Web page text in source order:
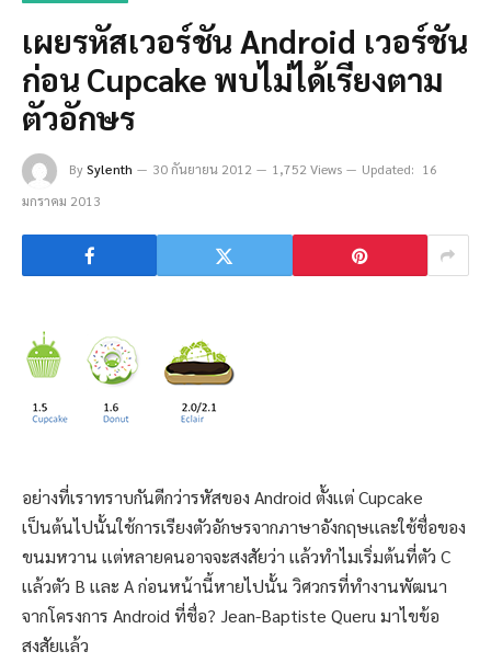
เผยรหัสเวอร์ชัน Android เวอร์ชัน
ก่อน Cupcake พบไม่ได้เรียงตาม
ตัวอักษร
BySylenth 30 กันยายน 2012 1,752 Views Updated: 16
มกราคม 2013
อย่างที่เราทราบกันดีกว่ารหัสของ Android ตั้งเเต่ Cupcake
เป็นต้นไปนั้นใช้การเรียงตัวอักษรจากภาษาอังกฤษเเละใช้ชื่อของ
ขนมหวาน เเต่หลายคนอาจจะสงสัยว่า เเล้วทำไมเริ่มต้นที่ตัว C
เเล้วตัว B เเละ A ก่อนหน้านี้หายไปนั้น วิศวกรที่ทำงานพัฒนา
จากโครงการ Android ที่ชื่อ? Jean-Baptiste Queru มาไขข้อ
สงสัยเเล้ว